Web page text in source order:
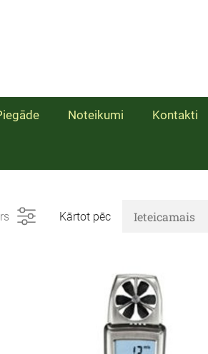
Noteikumi Kontakti
Kārtot pēc